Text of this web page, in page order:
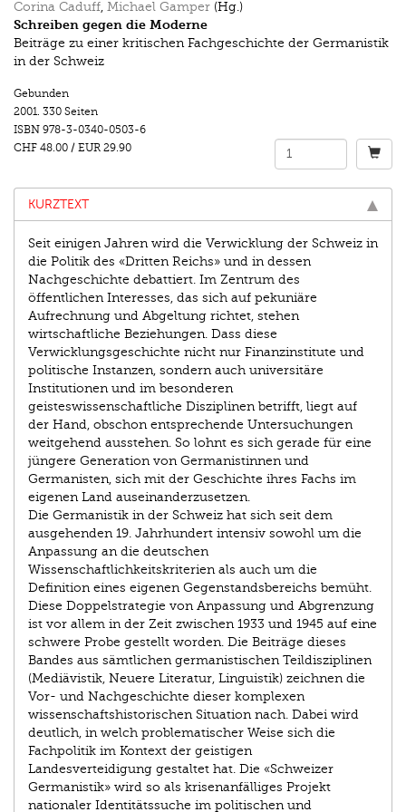
Corina Caduff Michael Gamper (Hg.)
Schreiben gegen die Moderne
Beiträge zu einer kritischen Fachgeschichte der Germanistik
in der Schweiz
Gebunden
2001. 330 Seiten
ISBN 978-3-0340-0503-6
CHF 48.00 / EUR 29.90
KURZTEXT
Seit einigen Jahren wird die Verwicklung der Schweiz in
die Politik des «Dritten Reichs» und in dessen
Nachgeschichte debattiert. Im Zentrum des
öffentlichen Interesses, das sich auf pekuniäre
Aufrechnung und Abgeltung richtet, stehen
wirtschaftliche Beziehungen. Dass diese
Verwicklungsgeschichte nicht nur Finanzinstitute und
politische Instanzen, sondern auch universitäre
Institutionen und im besonderen
geisteswissenschaftliche Disziplinen betrifft, liegt auf
der Hand, obschon entsprechende Untersuchungen
weitgehend ausstehen. So lohnt es sich gerade für eine
jüngere Generation von Germanistinnen und
Germanisten, sich mit der Geschichte ihres Fachs im
eigenen Land auseinanderzusetzen.
Die Germanistik in der Schweiz hat sich seit dem
ausgehenden 19. Jahrhundert intensiv sowohl um die
Anpassung an die deutschen
Wissenschaftlichkeitskriterien als auch um die
Definition eines eigenen Gegenstandsbereichs bemüht.
Diese Doppelstrategie von Anpassung und Abgrenzung
ist vor allem in der Zeit zwischen 1933 und 1945 auf eine
schwere Probe gestellt worden. Die Beiträge dieses
Bandes aus sämtlichen germanistischen Teildisziplinen
(Mediävistik, Neuere Literatur, Linguistik) zeichnen die
Vor- und Nachgeschichte dieser komplexen
wissenschaftshistorischen Situation nach. Dabei wird
deutlich, in welch problematischer Weise sich die
Fachpolitik im Kontext der geistigen
Landesverteidigung gestaltet hat. Die «Schweizer
Germanistik» wird so als krisenanfälliges Projekt
nationaler Identitätssuche im politischen und